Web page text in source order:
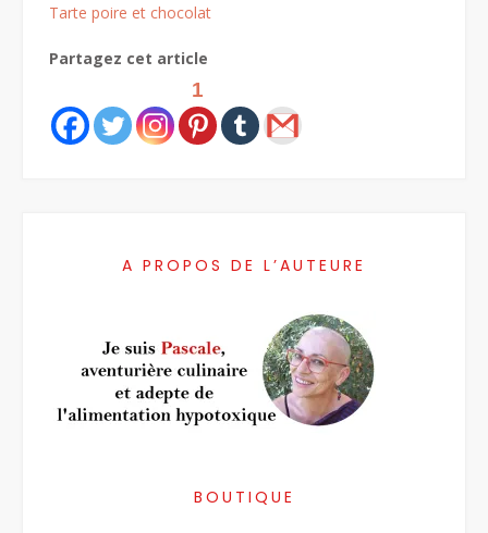
Tarte poire et chocolat
Partagez cet article
1
A PROPOS DE L’AUTEURE
BOUTIQUE